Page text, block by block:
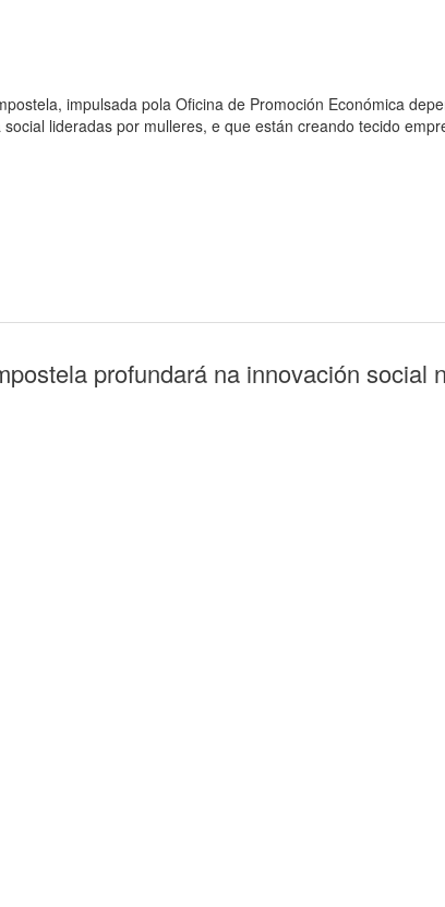
impulsada pola Oficina de Promoción Económica
lideradas por mulleres, e que están creando tecido
profundará na innovación social